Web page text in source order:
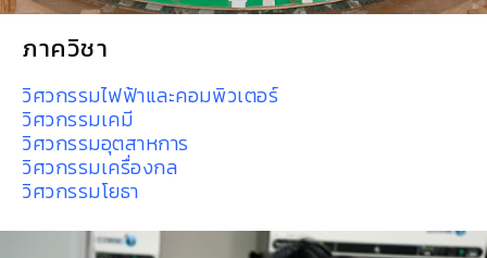
ภาควิชา
วิศวกรรมไฟฟ้าและคอมพิวเตอร์
วิศวกรรมเคมี
วิศวกรรมอุตสาหการ
วิศวกรรมเครื่องกล
วิศวกรรมโยธา